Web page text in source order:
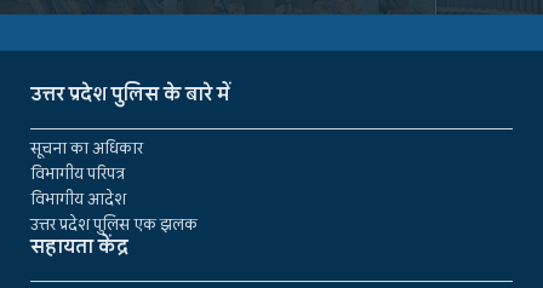
उत्तर प्रदेश पुलिस के बारे में
सूचना का अधिकार
विभागीय परिपत्र
विभागीय आदेश
उत्तर प्रदेश पुलिस एक झलक
सहायता केंद्र